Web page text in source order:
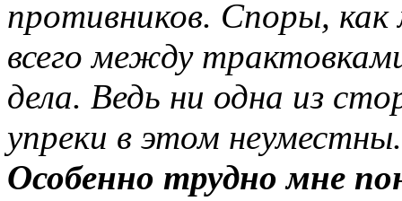
противников. Споры,
всего между
дела. Ведь ни одна из
упреки в этом неуместны.
Особенно трудно мне